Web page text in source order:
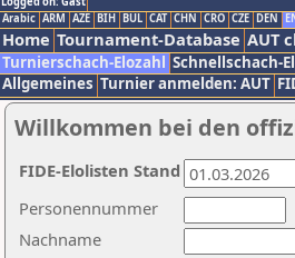
Arabic ARM AZE BIH BUL CAT CHN CRO CZE DEN
Home Tournament-Database AUT
Turnierschach-Elozahl Schnellschach-
Allgemeines Turnier anmelden: AUT
Willkommen bei den
Nachname
Personennummer
FIDE-Elolisten Stand